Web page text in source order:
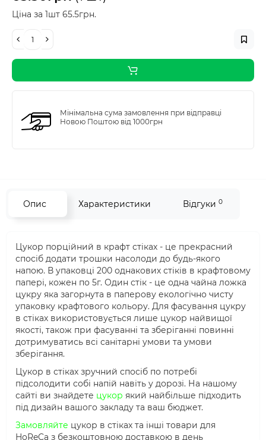
Ціна за 1шт 65.5грн.
Мінімальна сума замовлення при відправці
Новою Поштою від 1000грн
Опис Характеристики Відгуки 0
Цукор порційний в крафт стіках - це прекрасний
спосіб додати трошки насолоди до будь-якого
напою. В упаковці 200 однакових стіків в крафтовому
папері, кожен по 5г. Один стік - це одна чайна ложка
цукру яка загорнута в паперову екологічно чисту
упаковку крафтового кольору. Для фасування цукру
в стіках використовується лише цукор найвищої
якості, також при фасуванні та зберіганні повинні
дотримуватись всі санітарні умови та умови
зберігання.
Цукор в стіках зручний спосіб по потребі
підсолодити собі напій навіть у дорозі. На нашому
сайті ви знайдете цукор який найбільше підходить
під дизайн вашого закладу та ваш бюджет.
Замовляйте цукор в стіках та інші товари для
HoReCa з безкоштовною доставкою в день